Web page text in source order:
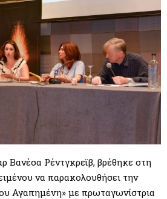
Βανέσα Ρέντγκρεϊβ, βρέθηκε στη
να παρακολουθήσει την
Αγαπημένη» με πρωταγωνίστρια